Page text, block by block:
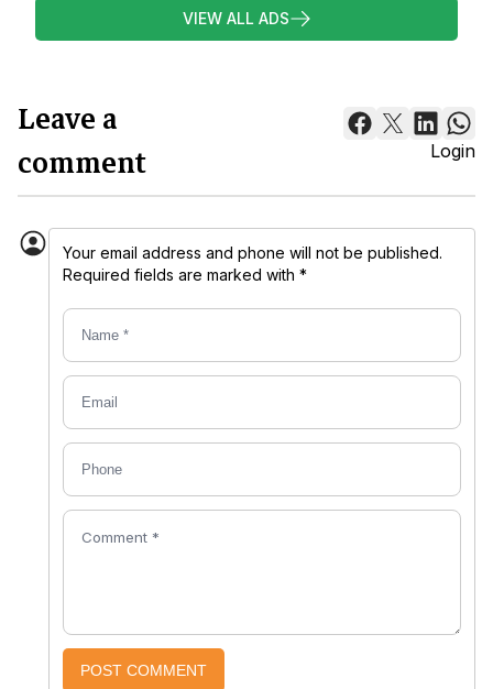
VIEW ALL ADS
Leave a
comment
Login
Your email address and phone will not be published.
Required fields are marked with *
POST COMMENT